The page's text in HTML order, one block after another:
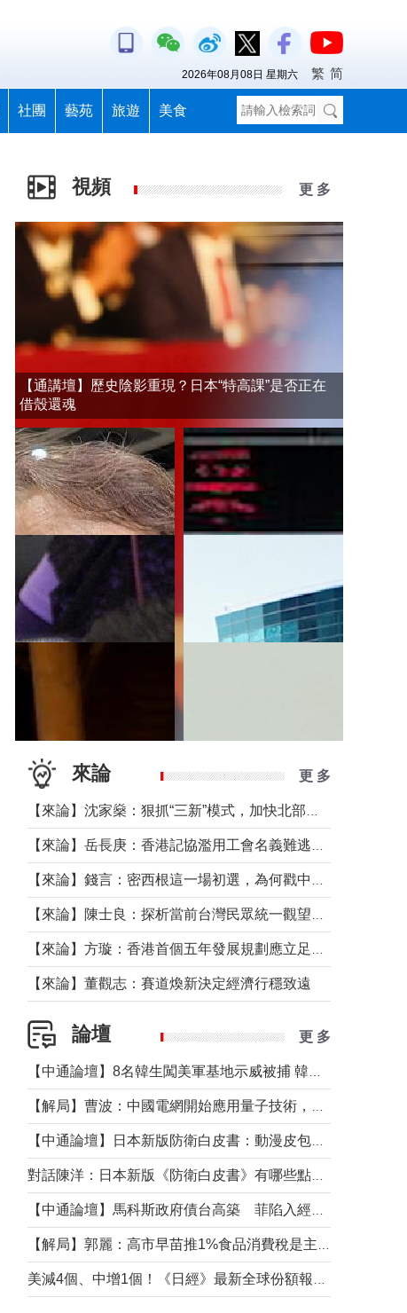
社團 藝苑 旅遊 美食
2026年08月08日 星期六 繁 简
視頻 更 多
【通講壇】歷史陰影重現？日本“特高課”是否正在
借殼還魂
來論 更 多
【來論】董觀志：賽道煥新決定經濟行穩致遠
論壇 更 多